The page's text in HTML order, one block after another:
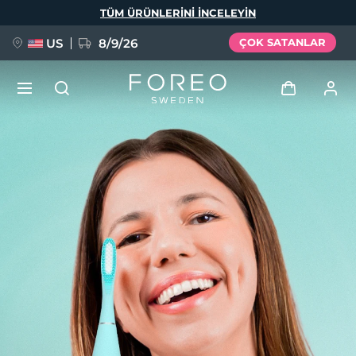
TÜM ÜRÜNLERINI INCELEYIN
US 8/9/26 ÇOK SATANLAR
Kullanici profi̇li̇
Cihazlarım
Siparişlerim
Adresim
Aboneliklerim
FAQ™ Pure Beauty-Tech Elixir
BREAKING NEWS
issa™ Teeth Whitening Set
Dil Seçimi
Deutsch
Español
Français
Italiano
Português
Svenska
Русский
简体中文 繁體中文